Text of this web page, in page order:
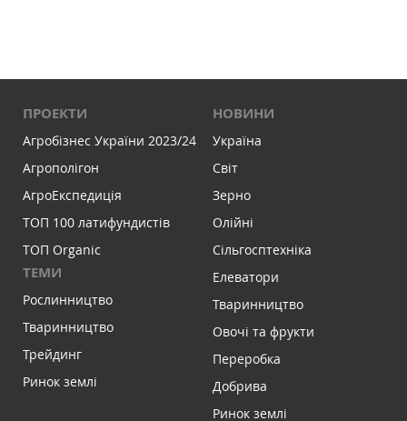
ПРОЕКТИ
Агробізнес України 2023/24
Агрополігон
АгроЕкспедиція
ТОП 100 латифундистів
ТОП Organic
ТЕМИ
Рослинництво
Тваринництво
Трейдинг
Ринок землі
НОВИНИ
Україна
Світ
Зерно
Олійні
Сільгосптехніка
Елеватори
Тваринництво
Овочі та фрукти
Переробка
Добрива
Ринок землі